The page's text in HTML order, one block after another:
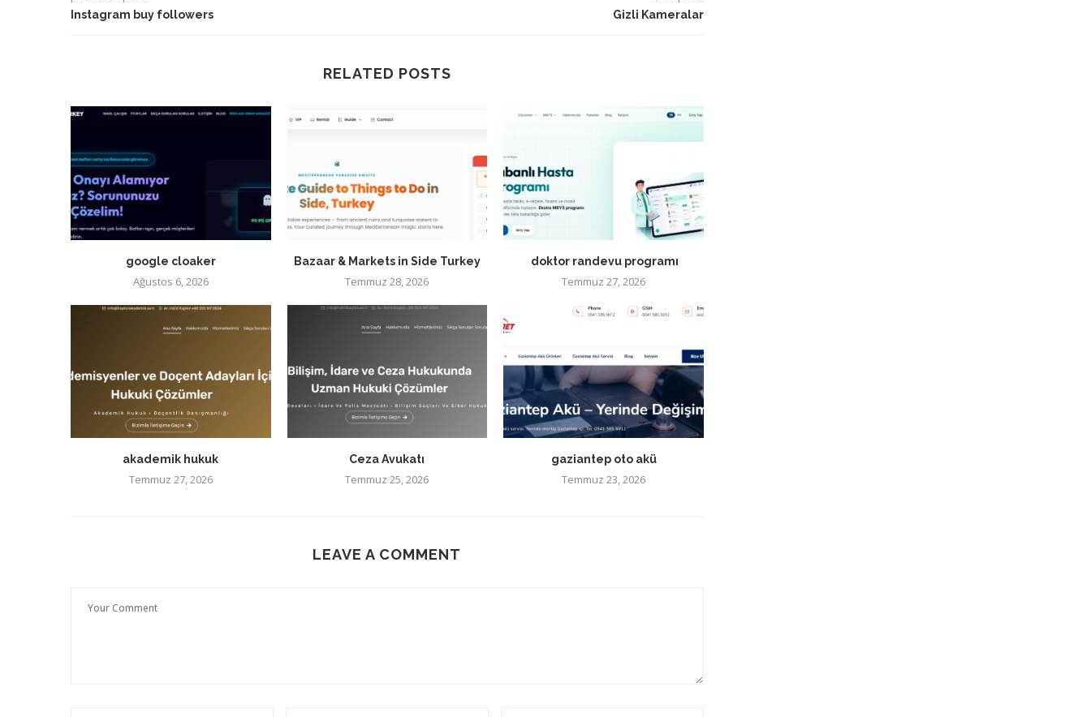
Instagram buy followers Gizli Kameralar
RELATED POSTS
google cloaker
Ağustos 6, 2026
Bazaar & Markets in Side Turkey
Temmuz 28, 2026
doktor randevu programı
Temmuz 27, 2026
akademik hukuk
Temmuz 27, 2026
Ceza Avukatı
Temmuz 25, 2026
gaziantep oto akü
Temmuz 23, 2026
LEAVE A COMMENT